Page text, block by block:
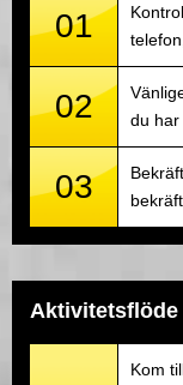
01
02
du har
03
Aktivitetsflöde
Kom